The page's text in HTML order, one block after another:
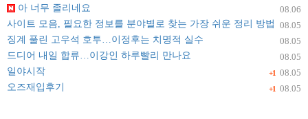
08.06
아 너무 졸리네요
08.05
사이트 모음, 필요한 정보를 분야별로 찾는 가장 쉬운 정리 방법
08.05
징계 풀린 고우석 호투…이정후는 치명적 실수
08.05
드디어 내일 합류…이강인 하루빨리 만나요
+1 08.05
일야시작
+1 08.05
오즈재입후기